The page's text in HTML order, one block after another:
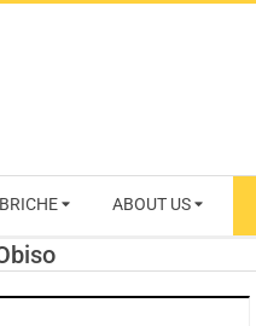
ABOUT US